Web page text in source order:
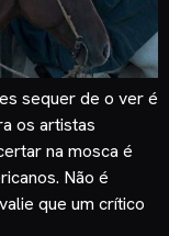
sequer de o ver é
os artistas
na mosca é
Não é
que um crítico